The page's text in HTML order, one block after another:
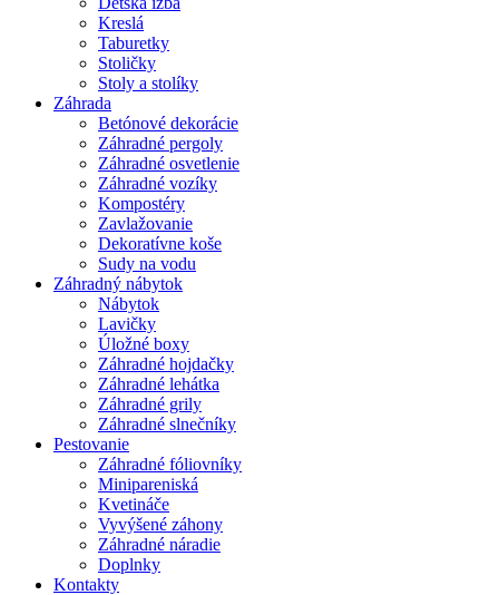
Kreslá
Taburetky
Stoličky
Stoly a stolíky
Záhrada
Betónové dekorácie
Záhradné pergoly
Záhradné osvetlenie
Záhradné vozíky
Kompostéry
Zavlažovanie
Dekoratívne koše
Sudy na vodu
Záhradný nábytok
Nábytok
Lavičky
Úložné boxy
Záhradné hojdačky
Záhradné lehátka
Záhradné grily
Záhradné slnečníky
Pestovanie
Záhradné fóliovníky
Minipareniská
Kvetináče
Vyvýšené záhony
Záhradné náradie
Doplnky
Kontakty